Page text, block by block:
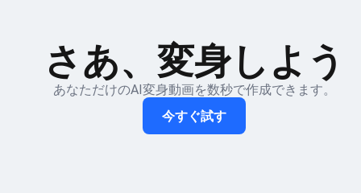
さあ、変身しよう
あなただけのAI変身動画を数秒で作成できます。
今すぐ試す